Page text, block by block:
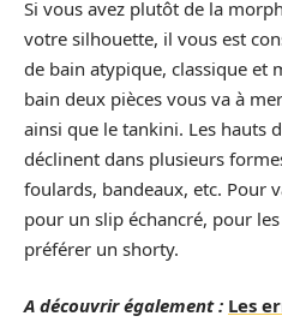
Si vous avez plutôt de la
votre silhouette, il vous est
de bain atypique, classique et
bain deux pièces vous va à
ainsi que le tankini. Les hauts
déclinent dans plusieurs
foulards, bandeaux, etc. Pour
pour un slip échancré, pour
préférer un shorty.
A découvrir également : Les